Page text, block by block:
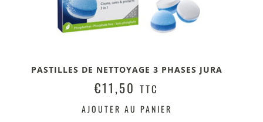
PASTILLES DE NETTOYAGE 3 PHASES JURA
€11,50 TTC
AJOUTER AU PANIER